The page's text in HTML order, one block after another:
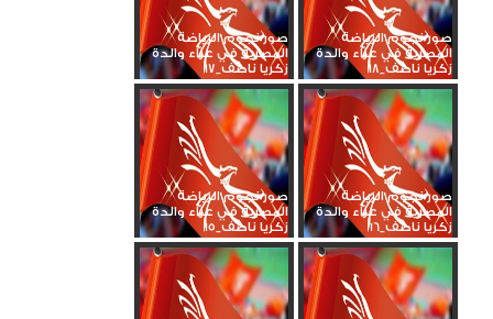
صور نجوم الرياضة
المصرية في عزاء والدة
زكريا ناصف_18
صور نجوم الرياضة
المصرية في عزاء والدة
زكريا ناصف_17
صور نجوم الرياضة
المصرية في عزاء والدة
زكريا ناصف_16
صور نجوم الرياضة
المصرية في عزاء والدة
زكريا ناصف_15